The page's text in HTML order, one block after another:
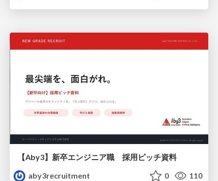
【Aby3】新卒エンジニア職 採用ピッチ資料
aby3recruitment
0 110